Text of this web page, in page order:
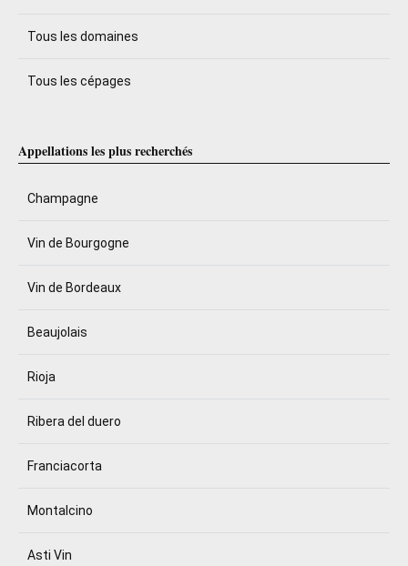
Tous les domaines
Tous les cépages
Appellations les plus recherchés
Champagne
Vin de Bourgogne
Vin de Bordeaux
Beaujolais
Rioja
Ribera del duero
Franciacorta
Montalcino
Asti Vin